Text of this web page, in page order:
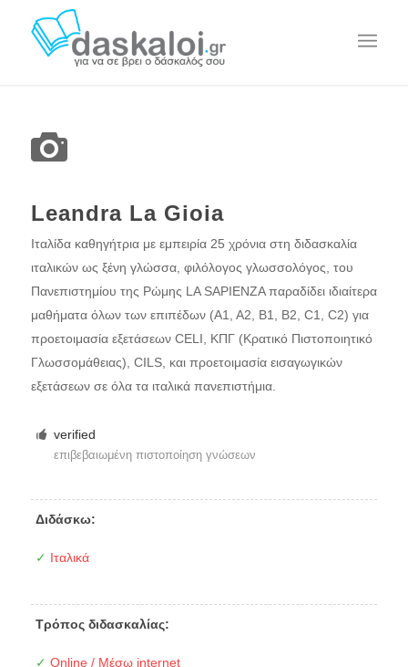
Leandra La Gioia
Ιταλίδα καθηγήτρια με εμπειρία 25 χρόνια στη διδασκαλία
ιταλικών ως ξένη γλώσσα, φιλόλογος γλωσσολόγος, του
Πανεπιστημίου της Ρώμης LA SAPIENZA παραδίδει ιδιαίτερα
μαθήματα όλων των επιπέδων (Α1, Α2, Β1, Β2, C1, C2) για
προετοιμασία εξετάσεων CELI, ΚΠΓ (Κρατικό Πιστοποιητικό
Γλωσσομάθειας), CILS, και προετοιμασία εισαγωγικών
εξετάσεων σε όλα τα ιταλικά πανεπιστήμια.
verified
επιβεβαιωμένη πιστοποίηση γνώσεων
Διδάσκω:
✓ Ιταλικά
Τρόπος διδασκαλίας:
✓ Online / Μέσω internet